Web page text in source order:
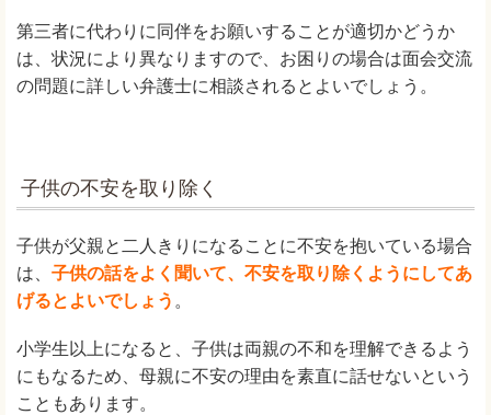
第三者に代わりに同伴をお願いすることが適切かどうか
は、状況により異なりますので、お困りの場合は面会交流
の問題に詳しい弁護士に相談されるとよいでしょう。
子供の不安を取り除く
子供が父親と二人きりになることに不安を抱いている場合
は、 子供の話をよく聞いて、不安を取り除くようにしてあ
げるとよいでしょう 。
小学生以上になると、子供は両親の不和を理解できるよう
にもなるため、母親に不安の理由を素直に話せないという
こともあります。